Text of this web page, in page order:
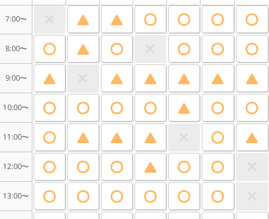
7:00〜
8:00〜
9:00〜
10:00〜
11:00〜
12:00〜
13:00〜